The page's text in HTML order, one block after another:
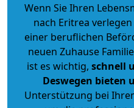
Wenn Sie Ihren
nach Eritrea
einer beruflichen
neuen Zuhause
ist es wichtig, schnell
Deswegen bieten
Unterstützung bei